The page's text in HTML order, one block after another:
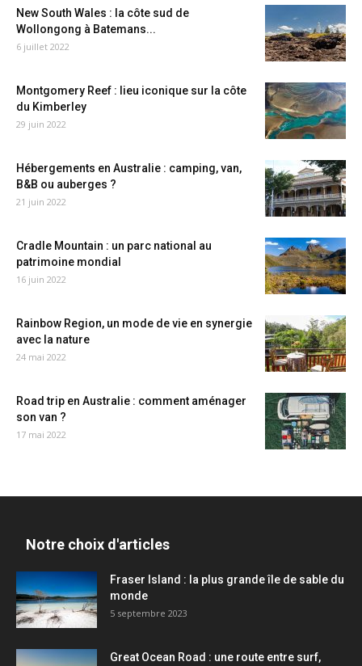
New South Wales : la côte sud de
Wollongong à Batemans...
6 juillet 2022
Montgomery Reef : lieu iconique sur la côte
du Kimberley
29 juin 2022
Hébergements en Australie : camping, van,
B&B ou auberges ?
21 juin 2022
Cradle Mountain : un parc national au
patrimoine mondial
16 juin 2022
Rainbow Region, un mode de vie en synergie
avec la nature
24 mai 2022
Road trip en Australie : comment aménager
son van ?
17 mai 2022
Notre choix d'articles
Fraser Island : la plus grande île de sable du
monde
5 septembre 2023
Great Ocean Road : une route entre surf,